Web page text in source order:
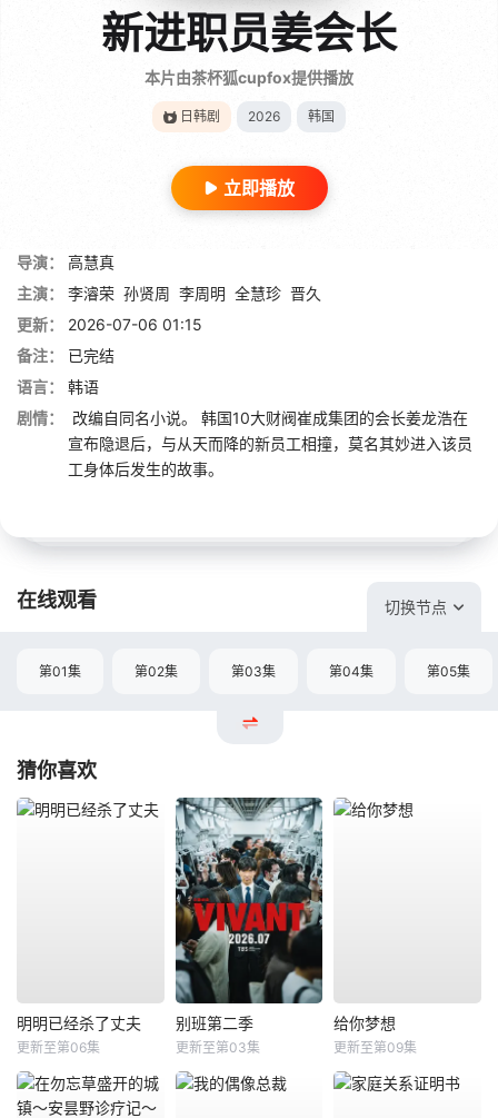
新进职员姜会长
本片由茶杯狐cupfox提供播放
日韩剧 2026 韩国
立即播放
导演：
高慧真
主演：
李濬荣 孙贤周 李周明 全慧珍 晋久
更新：
2026-07-06 01:15
备注：
已完结
语言：
韩语
剧情：
改编自同名小说。 韩国10大财阀崔成集团的会长姜龙浩在
宣布隐退后，与从天而降的新员工相撞，莫名其妙进入该员
工身体后发生的故事。
在线观看 切换节点
第01集 第02集 第03集 第04集 第05集
猜你喜欢
明明已经杀了丈夫
更新至第06集
别班第二季
更新至第03集
给你梦想
更新至第09集